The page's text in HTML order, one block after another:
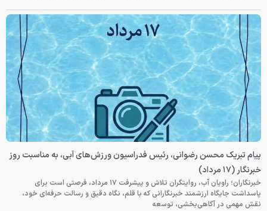
پیام تبریک محسن رضوانی، رئیس فدراسیون ورزش‌های آبی، به مناسبت روز
خبرنگار (۱۷ مرداد)
خبرنگاران؛ راویان آب، روایتگران تلاش و پیشرفت ۱۷ مرداد، فرصتی است برای
پاسداشت جایگاه ارزشمند خبرنگارانی که با قلم، نگاه دقیق و رسالت حرفه‌ای خود،
نقش مهمی در آگاهی‌بخشی، توسعه